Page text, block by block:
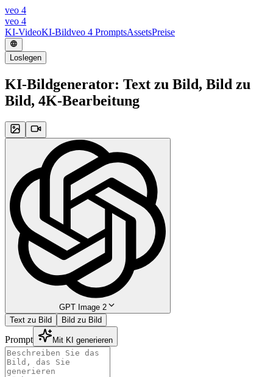
veo 4
veo 4
KI-VideoKI-Bildveo 4 PromptsAssetsPreise
Loslegen
KI-Bildgenerator: Text zu Bild, Bild zu
Bild, 4K-Bearbeitung
GPT Image 2
Text zu Bild
Bild zu Bild
Prompt Mit KI generieren